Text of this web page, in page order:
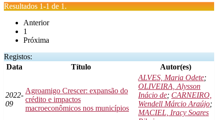
Resultados 1-1 de 1.
Anterior
1
Próxima
Registos:
Data
Título Autor(es)
2022-
09
Agroamigo Crescer: expansão do
crédito e impactos
macroeconômicos nos municípios
ALVES, Maria Odete;
OLIVEIRA, Alysson
Inácio de; CARNEIRO,
Wendell Márcio Araújo;
MACIEL, Iracy Soares